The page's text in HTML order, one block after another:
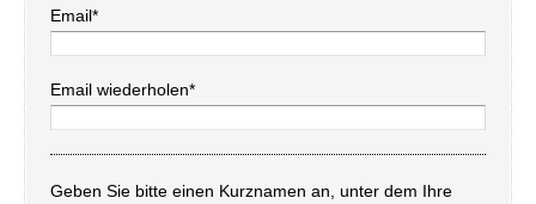
Email*
Email wiederholen*
Geben Sie bitte einen Kurznamen an, unter dem Ihre